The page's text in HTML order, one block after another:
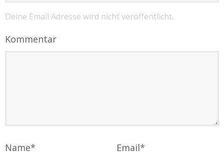
Deine Email Adresse wird nicht veröffentlicht.
Kommentar
Name* Email*